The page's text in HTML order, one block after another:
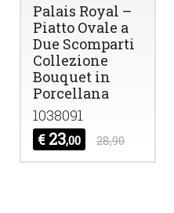
Palais Royal –
Piatto Ovale a
Due Scomparti
Collezione
Bouquet in
Porcellana
1038091
€ 23,00 28,90